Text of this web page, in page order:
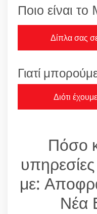
Ποιο είναι
Δίπλα σας
Γιατί
Διότι
Πόσο
με:
Νέα